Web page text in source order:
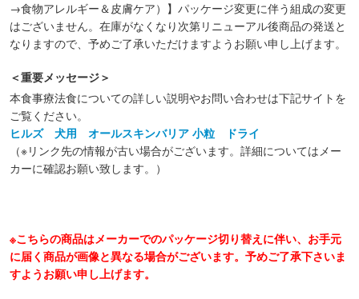
→食物アレルギー＆皮膚ケア）】パッケージ変更に伴う組成の変更
はございません。在庫がなくなり次第リニューアル後商品の発送と
なりますので、予めご了承いただけますようお願い申し上げます。
＜重要メッセージ＞
本食事療法食についての詳しい説明やお問い合わせは下記サイトを
ご覧ください。
ヒルズ 犬用 オールスキンバリア 小粒 ドライ
（※リンク先の情報が古い場合がございます。詳細についてはメー
カーに確認お願い致します。）
※こちらの商品はメーカーでのパッケージ切り替えに伴い、お手元
に届く商品が画像と異なる場合がございます。予めご了承下さいま
すようお願い申し上げます。